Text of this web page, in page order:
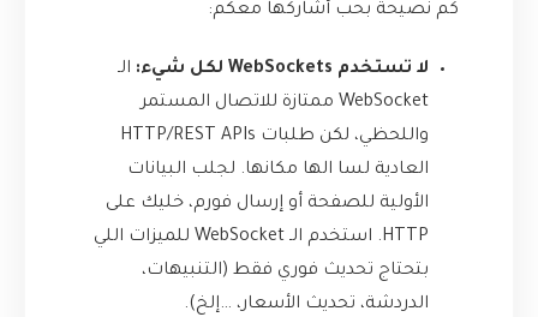
كم نصيحة بحب أشاركها معكم:
لا تستخدم WebSockets لكل شيء:
الـ
WebSocket ممتازة للاتصال المستمر
واللحظي، لكن طلبات HTTP/REST APIs
العادية لسا الها مكانها. لجلب البيانات
الأولية للصفحة أو إرسال فورم، خليك على
HTTP. استخدم الـ WebSocket للميزات اللي
بتحتاج تحديث فوري فقط (التنبيهات،
الدردشة، تحديث الأسعار، …إلخ).